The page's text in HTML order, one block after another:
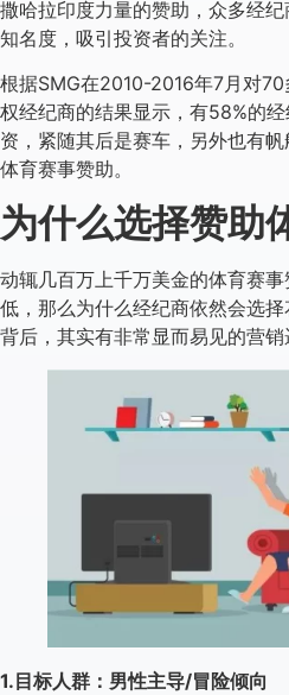
撒哈拉印度力量的赞助，众多经
知名度，吸引投资者的关注。
根据SMG在2010-2016年7月对
权经纪商的结果显示，有58%的
资，紧随其后是赛车，另外也有
体育赛事赞助。
为什么选择赞助
动辄几百万上千万美金的体育赛
低，那么为什么经纪商依然会选
背后，其实有非常显而易见的营销
1.目标人群：男性主导/冒险倾向